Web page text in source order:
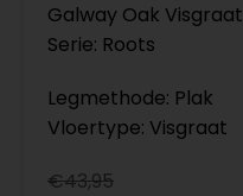
Galway Oak Visgraat
Serie: Roots
Legmethode: Plak
Vloertype: Visgraat
€43,95